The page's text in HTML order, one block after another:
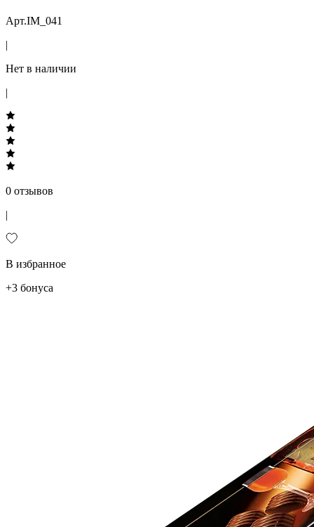
Арт.IM_041
|
Нет в наличии
|
0 отзывов
|
В избранное
+3 бонуса